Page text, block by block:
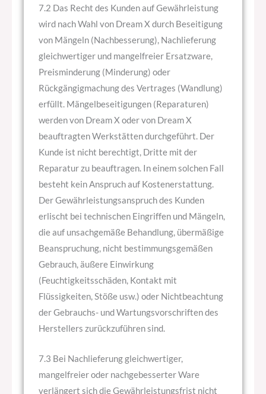
7.2 Das Recht des Kunden auf Gewährleistung
wird nach Wahl von Dream X durch Beseitigung
von Mängeln (Nachbesserung), Nachlieferung
gleichwertiger und mangelfreier Ersatzware,
Preisminderung (Minderung) oder
Rückgängigmachung des Vertrages (Wandlung)
erfüllt. Mängelbeseitigungen (Reparaturen)
werden von Dream X oder von Dream X
beauftragten Werkstätten durchgeführt. Der
Kunde ist nicht berechtigt, Dritte mit der
Reparatur zu beauftragen. In einem solchen Fall
besteht kein Anspruch auf Kostenerstattung.
Der Gewährleistungsanspruch des Kunden
erlischt bei technischen Eingriffen und Mängeln,
die auf unsachgemäße Behandlung, übermäßige
Beanspruchung, nicht bestimmungsgemäßen
Gebrauch, äußere Einwirkung
(Feuchtigkeitsschäden, Kontakt mit
Flüssigkeiten, Stöße usw.) oder Nichtbeachtung
der Gebrauchs- und Wartungsvorschriften des
Herstellers zurückzuführen sind.
7.3 Bei Nachlieferung gleichwertiger,
mangelfreier oder nachgebesserter Ware
verlängert sich die Gewährleistungsfrist nicht